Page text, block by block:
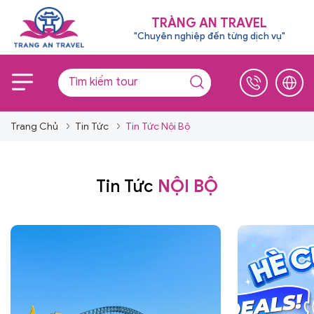
TRÀNG AN TRAVEL
"Chuyên nghiệp đến từng dịch vụ"
Trang Chủ Tin Tức Tin Tức Nội Bộ
Tin Tức NỘI BỘ